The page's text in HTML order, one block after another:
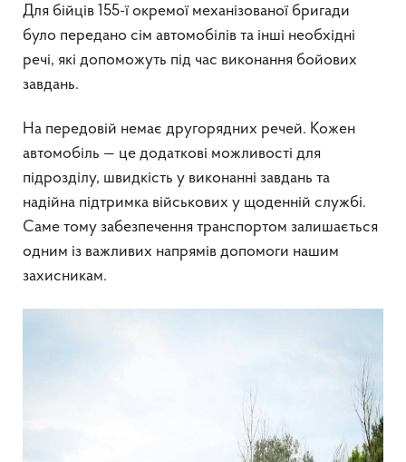
Для бійців 155-ї окремої механізованої бригади
було передано сім автомобілів та інші необхідні
речі, які допоможуть під час виконання бойових
завдань.
На передовій немає другорядних речей. Кожен
автомобіль — це додаткові можливості для
підрозділу, швидкість у виконанні завдань та
надійна підтримка військових у щоденній службі.
Саме тому забезпечення транспортом залишається
одним із важливих напрямів допомоги нашим
захисникам.